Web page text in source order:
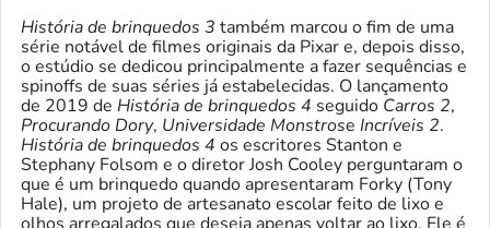
História de brinquedos 3 também marcou o fim de uma
série notável de filmes originais da Pixar e, depois disso,
o estúdio se dedicou principalmente a fazer sequências e
spinoffs de suas séries já estabelecidas. O lançamento
de 2019 de História de brinquedos 4 seguido Carros 2,
Procurando Dory, Universidade Monstrose Incríveis 2.
História de brinquedos 4 os escritores Stanton e
Stephany Folsom e o diretor Josh Cooley perguntaram o
que é um brinquedo quando apresentaram Forky (Tony
Hale), um projeto de artesanato escolar feito de lixo e